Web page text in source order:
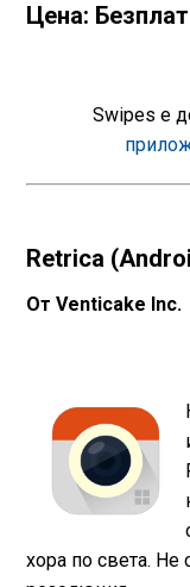
Цена:
Swipes е
Retrica
От Venticake Inc.
хора по света. Не